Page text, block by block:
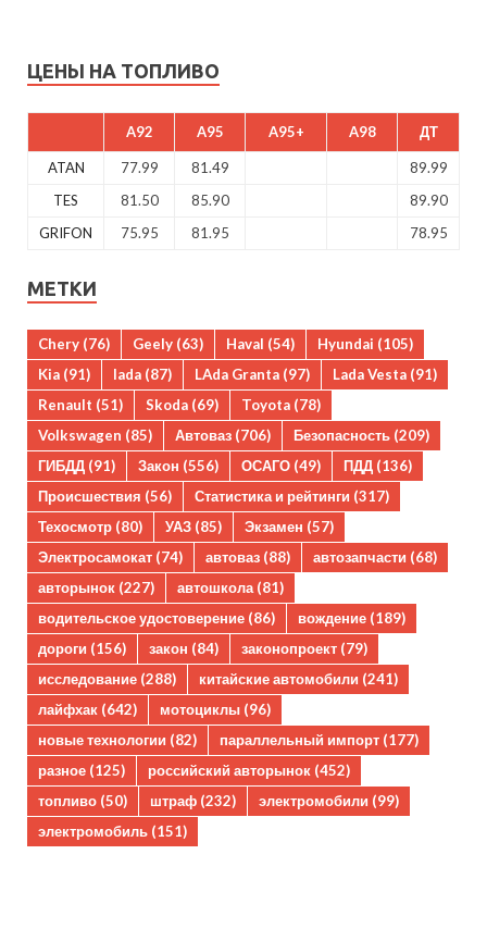
ЦЕНЫ НА ТОПЛИВО
A92 A95 A95+ A98 ДТ
ATAN 77.99 81.49
89.99
TES
81.50 85.90
89.90
GRIFON
75.95 81.95 78.95
МЕТКИ
Chery (76) Geely (63) Haval (54) Hyundai (105)
Kia (91) lada (87) LAda Granta (97) Lada Vesta (91)
Renault (51) Skoda (69) Toyota (78)
Volkswagen (85) Автоваз (706) Безопасность (209)
ГИБДД (91) Закон (556) ОСАГО (49) ПДД (136)
Происшествия (56) Статистика и рейтинги (317)
Техосмотр (80) УАЗ (85) Экзамен (57)
Электросамокат (74) автоваз (88) автозапчасти (68)
авторынок (227) автошкола(81)
водительское удостоверение (86) вождение (189)
дороги (156) закон (84) законопроект (79)
исследование (288) китайские автомобили (241)
лайфхак (642) мотоциклы (96)
новые технологии (82) параллельный импорт (177)
разное (125) российский авторынок (452)
топливо (50) штраф (232) электромобили (99)
электромобиль (151)